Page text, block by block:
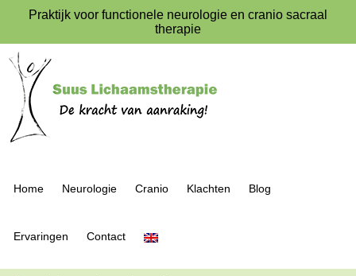
Praktijk voor functionele neurologie en cranio sacraal
therapie
Home Neurologie Cranio Klachten Blog
Ervaringen Contact